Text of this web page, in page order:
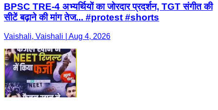
BPSC TRE-4 अभ्यर्थियों का जोरदार प्रदर्शन, TGT संगीत की
सीटें बढ़ाने की मांग तेज... #protest #shorts
Vaishali, Vaishali | Aug 4, 2026